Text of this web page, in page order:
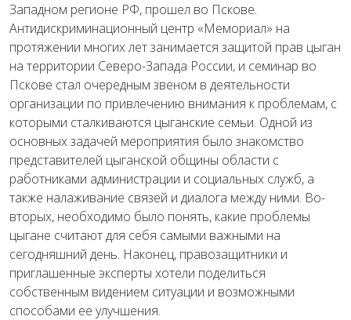
Западном регионе РФ, прошел во Пскове.
Антидискриминационный центр «Мемориал» на
протяжении многих лет занимается защитой прав цыган
на территории Северо-Запада России, и семинар во
Пскове стал очередным звеном в деятельности
организации по привлечению внимания к проблемам, с
которыми сталкиваются цыганские семьи. Одной из
основных задачей мероприятия было знакомство
представителей цыганской общины области с
работниками администрации и социальных служб, а
также налаживание связей и диалога между ними. Во-
вторых, необходимо было понять, какие проблемы
цыгане считают для себя самыми важными на
сегодняшний день. Наконец, правозащитники и
приглашенные эксперты хотели поделиться
собственным видением ситуации и возможными
способами ее улучшения.